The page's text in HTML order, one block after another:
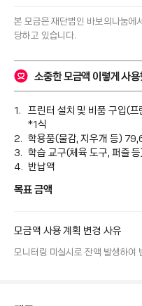
본 모금은 재단법인 바보의나눔에
당하고 있습니다.
소중한 모금액 이렇게 사
프린터 설치 및 비품 구입(
*1식
학용품(물감, 지우개 등)
학습 교구(체육 도구, 퍼즐
반납액
목표 금액
모금액 사용 계획 변경 사유
모니터링 미실시로 잔액 발생하여